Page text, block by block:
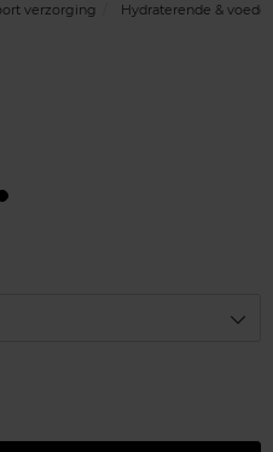
verzorging Hydraterende &